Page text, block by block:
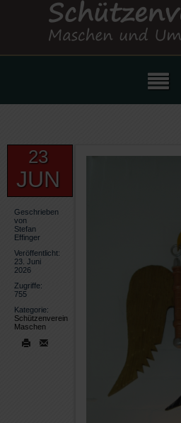
23
JUN
Geschrieben
von
Stefan
Effinger
Veröffentlicht:
23. Juni
2026
Zugriffe:
755
Kategorie:
Schützenverein
Maschen